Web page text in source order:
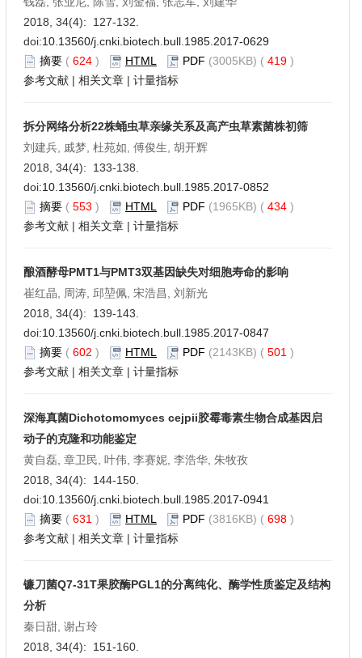
2018, 34(4): 127-132.
doi:10.13560/j.cnki.biotech.bull.1985.2017-0629
摘要 ( 624 ) HTML PDF (3005KB) ( 419 )
参考文献 | 相关文章 | 计量指标
拆分网络分析22株蛹虫草亲缘关系及高产虫草素菌株初筛
刘建兵, 戚梦, 杜苑如, 傅俊生, 胡开辉
2018, 34(4): 133-138.
doi:10.13560/j.cnki.biotech.bull.1985.2017-0852
摘要 ( 553 ) HTML PDF (1965KB) ( 434 )
参考文献 | 相关文章 | 计量指标
酿酒酵母PMT1与PMT3双基因缺失对细胞寿命的影响
崔红晶, 周涛, 邱堃佩, 宋浩昌, 刘新光
2018, 34(4): 139-143.
doi:10.13560/j.cnki.biotech.bull.1985.2017-0847
摘要 ( 602 ) HTML PDF (2143KB) ( 501 )
参考文献 | 相关文章 | 计量指标
深海真菌Dichotomomyces cejpii胶霉毒素生物合成基因启
动子的克隆和功能鉴定
黄自磊, 章卫民, 叶伟, 李赛妮, 李浩华, 朱牧孜
2018, 34(4): 144-150.
doi:10.13560/j.cnki.biotech.bull.1985.2017-0941
摘要 ( 631 ) HTML PDF (3816KB) ( 698 )
参考文献 | 相关文章 | 计量指标
镰刀菌Q7-31T果胶酶PGL1的分离纯化、酶学性质鉴定及结构
分析
秦日甜, 谢占玲
2018, 34(4): 151-160.